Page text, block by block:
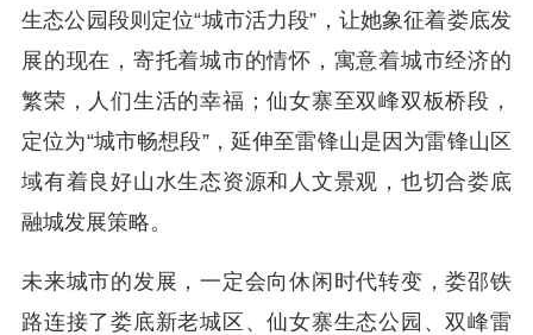
生态公园段则定位“城市活力段”，让她象征着娄底发
展的现在，寄托着城市的情怀，寓意着城市经济的
繁荣，人们生活的幸福；仙女寨至双峰双板桥段，
定位为“城市畅想段”，延伸至雷锋山是因为雷锋山区
域有着良好山水生态资源和人文景观，也切合娄底
融城发展策略。
未来城市的发展，一定会向休闲时代转变，娄邵铁
路连接了娄底新老城区、仙女寨生态公园、双峰雷